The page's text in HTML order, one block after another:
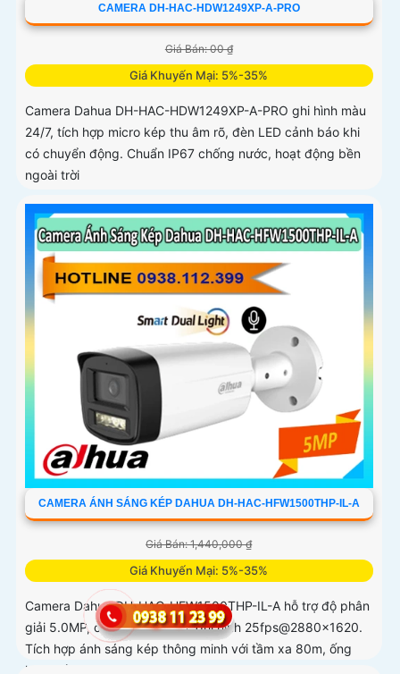
CAMERA DH-HAC-HDW1249XP-A-PRO
Giá Bán: 00 ₫
Giá Khuyến Mại: 5%-35%
Camera Dahua DH-HAC-HDW1249XP-A-PRO ghi hình màu
24/7, tích hợp micro kép thu âm rõ, đèn LED cảnh báo khi
có chuyển động. Chuẩn IP67 chống nước, hoạt động bền
ngoài trời
CAMERA ÁNH SÁNG KÉP DAHUA DH-HAC-HFW1500THP-IL-A
Giá Bán: 1,440,000 ₫
Giá Khuyến Mại: 5%-35%
Camera Dahua DH-HAC-HFW1500THP-IL-A hỗ trợ độ phân
giải 5.0MP, cảm biến CMOS, ghi hình 25fps@2880×1620.
Tích hợp ánh sáng kép thông minh với tầm xa 80m, ống
kính cố định 3. 6mm góc nhìn 90